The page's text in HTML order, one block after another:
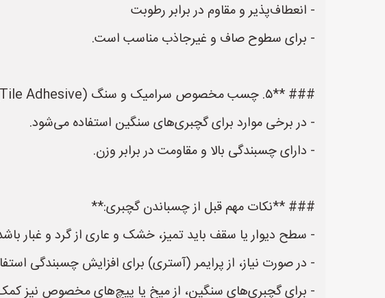
- انعطاف‌پذیر و مقاوم در برابر رطوبت
- برای سطوح صاف و غیرجاذب مناسب است.
### **۵. چسب مخصوص سرامیک و سنگ (Tile Adhesive)**
- در برخی موارد برای گچبری‌های سنگین استفاده می‌شود.
- دارای چسبندگی بالا و مقاومت در برابر وزن.
### **نکات مهم قبل از چسباندن گچبری:**
- سطح دیوار یا سقف باید تمیز، خشک و عاری از گرد و غبار
- در صورت نیاز، از پرایمر (آستری) برای افزایش چسبندگی
- برای گچبری‌های سنگین، از میخ یا پیچ‌های مخصوص نیز